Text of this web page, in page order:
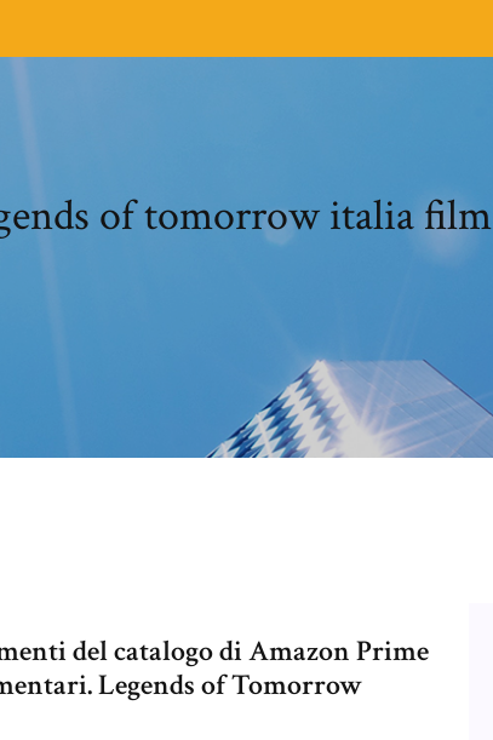
of tomorrow italia film
del catalogo di Amazon Prime
Legends of Tomorrow